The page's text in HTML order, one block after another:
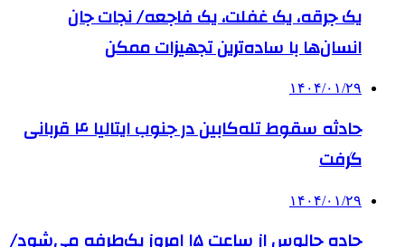
یک جرقه، یک غفلت، یک فاجعه/ نجات جان
انسان‌ها با ساده‌ترین تجهیزات ممکن
۱۴۰۴/۰۱/۲۹
حادثه سقوط تله‌کابین در جنوب ایتالیا ۴ قربانی
گرفت
۱۴۰۴/۰۱/۲۹